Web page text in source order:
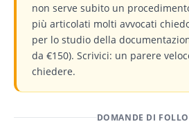
non serve subito un
più articolati molti avvocati
per lo studio della
da €150). Scrivici: un parere
chiedere.
DOMANDE DI